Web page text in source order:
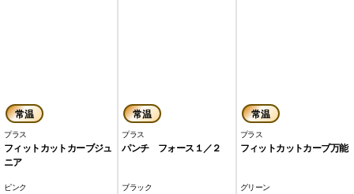
常温
プラス
フィットカットカーブジュ
ニア
ピンク
常温
プラス
パンチ フォース１／２
ブラック
常温
プラス
フィットカットカーブ万能
グリーン